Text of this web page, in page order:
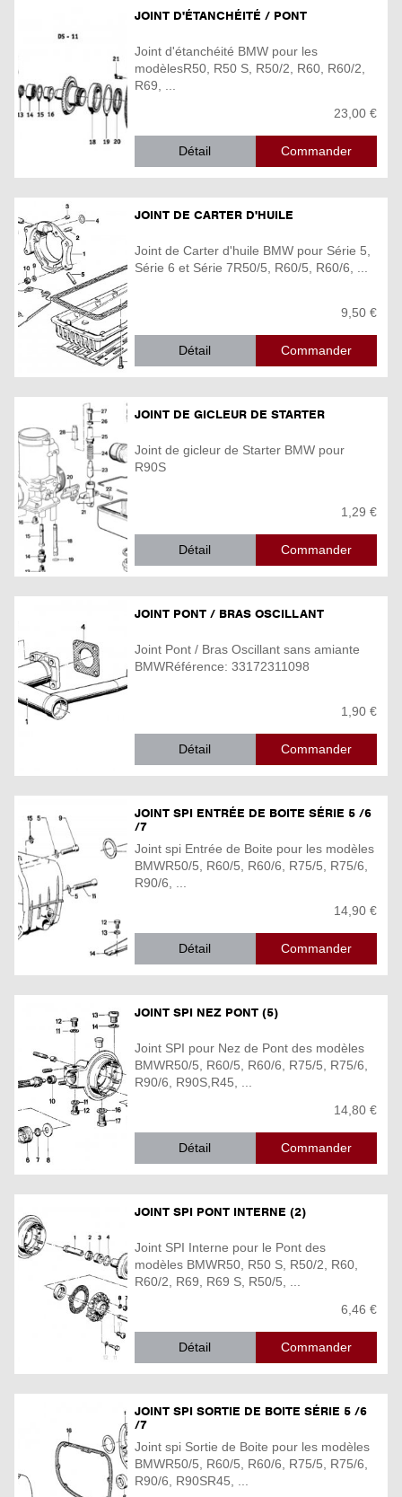
JOINT D'ÉTANCHÉITÉ / PONT
Joint d'étanchéité BMW pour les
modèlesR50, R50 S, R50/2, R60, R60/2,
R69, ...
23,00 €
Détail
JOINT DE CARTER D'HUILE
Joint de Carter d'huile BMW pour Série 5,
Série 6 et Série 7R50/5, R60/5, R60/6, ...
9,50 €
Détail
JOINT DE GICLEUR DE STARTER
Joint de gicleur de Starter BMW pour
R90S
1,29 €
Détail
JOINT PONT / BRAS OSCILLANT
Joint Pont / Bras Oscillant sans amiante
BMWRéférence: 33172311098
1,90 €
Détail
JOINT SPI ENTRÉE DE BOITE SÉRIE 5 /6
/7
Joint spi Entrée de Boite pour les modèles
BMWR50/5, R60/5, R60/6, R75/5, R75/6,
R90/6, ...
14,90 €
Détail
JOINT SPI NEZ PONT (5)
Joint SPI pour Nez de Pont des modèles
BMWR50/5, R60/5, R60/6, R75/5, R75/6,
R90/6, R90S,R45, ...
14,80 €
Détail
JOINT SPI PONT INTERNE (2)
Joint SPI Interne pour le Pont des
modèles BMWR50, R50 S, R50/2, R60,
R60/2, R69, R69 S, R50/5, ...
6,46 €
Détail
JOINT SPI SORTIE DE BOITE SÉRIE 5 /6
/7
Joint spi Sortie de Boite pour les modèles
BMWR50/5, R60/5, R60/6, R75/5, R75/6,
R90/6, R90SR45, ...